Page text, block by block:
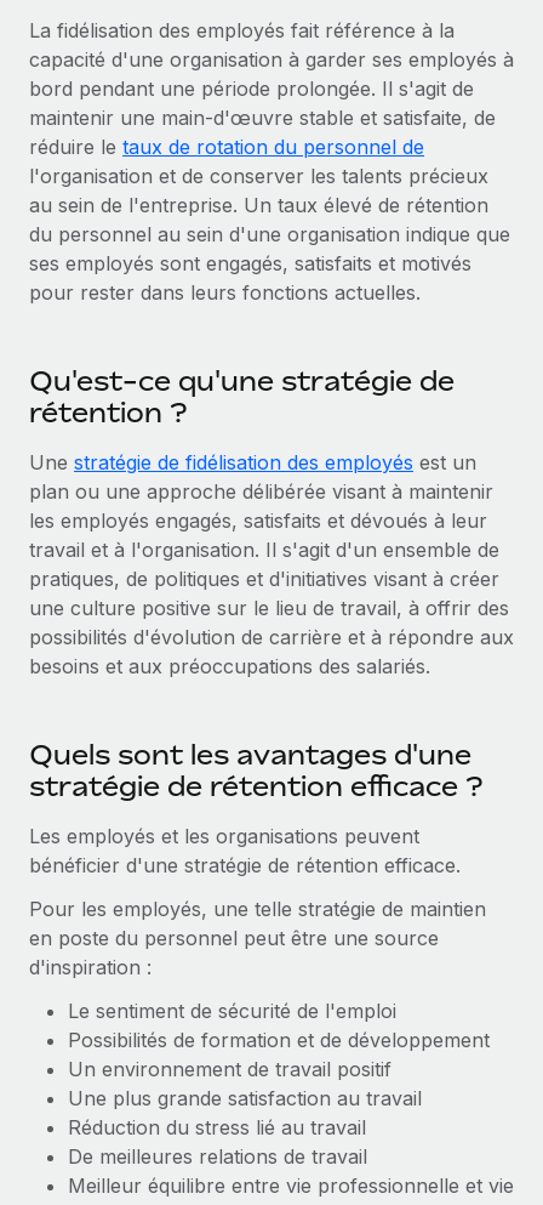
Intégrez et gérez vos freelances partout dans le monde
PEO
Sous-traitez les opérations complexes liées à l’emploi
INFRASTRUCTURE
Intégration Remote
Intégrez vos RH aux flux de travail en toute simplicité
Connecter
Nouveau
Connectez n'importe quel outil d’IA à Remote grâce à
notre MCP
Intégrations
Rationalisez vos processus avec des outils essentiels
SERVICES
Demandez aux experts
Contrôles d’antécédents
Simplifiez vos processus de présélection des
candidats
Remote Watchtower
Gardez un temps d’avance sur les risques en
matière de conformité
Achetez et suivez vos équipements informatiques
dans le monde entier
Création d’entité
Établissez des entités rapidement et en toute
conformité
Examinez notre service par rapport aux autres
CROISSANCE
Start-ups
Des solutions agiles et internationales pour les RH et la
paie des entreprises en pleine croissance
Entreprises intermédiaires
Développez vos équipes avec des solutions RH sur
Entreprise
Les RH à l’international pour les grandes entreprises
TRAVAILLONS ENSEMBLE
Partenaires stratégiques de la tech
Intégrez les RH à l’international de manière flexible
Devenir partenaire
Explorez avec nous vos opportunités de partenariat
l’IA
ÉTUDES DE CAS
pays
Calculateur de paiement des freelances
Découvrez les devises disponibles et les vitesses de
APPRENDRE AVEC REMOTE
Recherche et guides
Études de cas
Checklists et modèles
Descriptions de postes
Webinaires
Événements
Salle de presse
Données sur les salaires et les talents
Obtenir de l’aide
Voir toutes les ressources
Paie multipays
EOR et PEO
Gestion des freelances
Taxes
Explorer le blog
Nederlands
Français
Deutsch
Español
日本語
한국어
中文（简体）
Connexion
La fidélisation des employés fait référence à la
capacité d'une organisation à garder ses employés à
bord pendant une période prolongée. Il s'agit de
maintenir une main-d'œuvre stable et satisfaite, de
réduire le taux de rotation du personnel de
l'organisation et de conserver les talents précieux
au sein de l'entreprise. Un taux élevé de rétention
du personnel au sein d'une organisation indique que
ses employés sont engagés, satisfaits et motivés
pour rester dans leurs fonctions actuelles.
Qu'est-ce qu'une stratégie de
rétention ?
Une stratégie de fidélisation des employés est un
plan ou une approche délibérée visant à maintenir
les employés engagés, satisfaits et dévoués à leur
travail et à l'organisation. Il s'agit d'un ensemble de
pratiques, de politiques et d'initiatives visant à créer
une culture positive sur le lieu de travail, à offrir des
possibilités d'évolution de carrière et à répondre aux
besoins et aux préoccupations des salariés.
Quels sont les avantages d'une
stratégie de rétention efficace ?
Les employés et les organisations peuvent
bénéficier d'une stratégie de rétention efficace.
Pour les employés, une telle stratégie de maintien
en poste du personnel peut être une source
d'inspiration :
Le sentiment de sécurité de l'emploi
Possibilités de formation et de développement
Un environnement de travail positif
Une plus grande satisfaction au travail
Réduction du stress lié au travail
De meilleures relations de travail
Meilleur équilibre entre vie professionnelle et vie